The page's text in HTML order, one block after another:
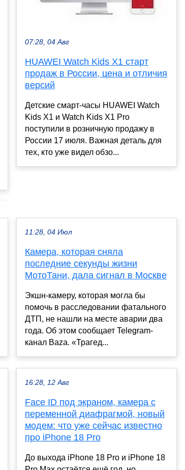
07:28, 04 Авг
HUAWEI Watch Kids X1 старт
продаж в России, цена и отличия
версий
Детские смарт-часы HUAWEI Watch
Kids X1 и Watch Kids X1 Pro
поступили в розничную продажу в
России 17 июля. Важная деталь для
тех, кто уже видел обзо...
11:28, 04 Июл
Камера, которая сняла
последние секунды жизни
МотоТани, дала сигнал в Москве
Экшн-камеру, которая могла бы
помочь в расследовании фатального
ДТП, не нашли на месте аварии два
года. Об этом сообщает Telegram-
канал Baza. «Трагед...
16:28, 12 Авг
Face ID под экраном, камера с
переменной диафрагмой, новый
модем: что уже сейчас известно
про iPhone 18 Pro
До выхода iPhone 18 Pro и iPhone 18